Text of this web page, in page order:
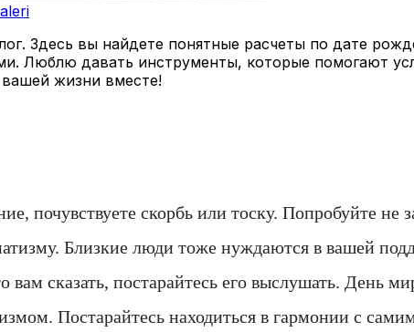
Здесь вы найдете понятные расчеты по дате
Люблю давать инструменты, которые помогают
жизни вместе!
почувствуете скорбь или тоску. Попробуйте не
Близкие люди тоже нуждаются в вашей
сказать, постарайтесь его выслушать. День
Постарайтесь находиться в гармонии с